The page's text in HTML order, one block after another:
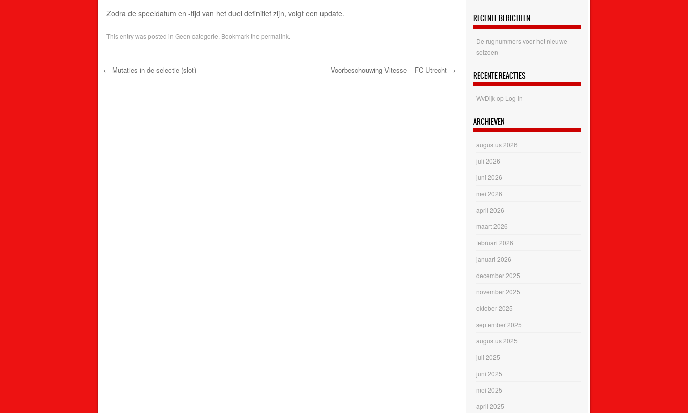
Zodra de speeldatum en -tijd van het duel definitief zijn, volgt een update.
This entry was posted in Geen categorie . Bookmark the permalink
← Mutaties in de selectie (slot) Voorbeschouwing Vitesse – FC Utrecht →
RECENTE BERICHTEN
De rugnummers voor het nieuwe
seizoen
RECENTE REACTIES
WvDijk op Log In
ARCHIEVEN
augustus 2026
juli 2026
juni 2026
mei 2026
april 2026
maart 2026
februari 2026
januari 2026
december 2025
november 2025
oktober 2025
september 2025
augustus 2025
juli 2025
juni 2025
mei 2025
april 2025